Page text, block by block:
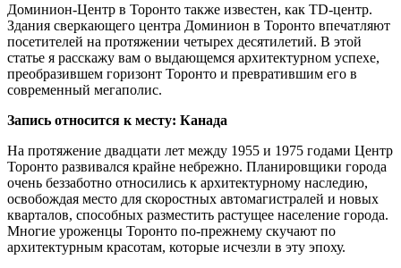
Доминион-Центр в Торонто также известен, как TD-центр.
Здания сверкающего центра Доминион в Торонто впечатляют
посетителей на протяжении четырех десятилетий. В этой
статье я расскажу вам о выдающемся архитектурном успехе,
преобразившем горизонт Торонто и превратившим его в
современный мегаполис.
Запись относится к месту: Канада
На протяжение двадцати лет между 1955 и 1975 годами Центр
Торонто развивался крайне небрежно. Планировщики города
очень беззаботно относились к архитектурному наследию,
освобождая место для скоростных автомагистралей и новых
кварталов, способных разместить растущее население города.
Многие уроженцы Торонто по-прежнему скучают по
архитектурным красотам, которые исчезли в эту эпоху.